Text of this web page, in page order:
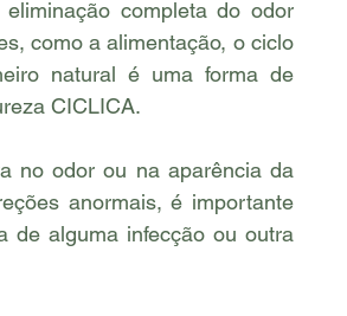
completa do odor
como a alimentação, o ciclo
natural é uma forma de
CICLICA.
no odor ou na aparência da
anormais, é importante
de alguma infecção ou outra